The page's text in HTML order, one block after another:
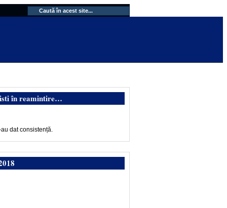
în reamintire…
dat consistență.